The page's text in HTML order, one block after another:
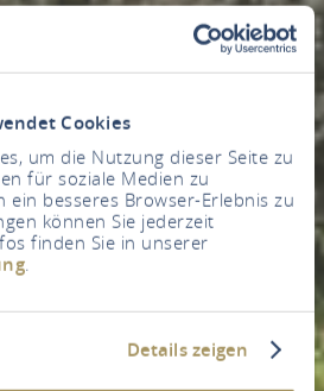
Cookies
um die Nutzung dieser Seite zu
für soziale Medien zu
besseres Browser-Erlebnis zu
können Sie jederzeit
finden Sie in unserer
.
Details zeigen